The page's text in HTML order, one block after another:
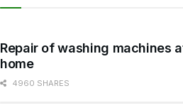
Repair of washing machines
home
4960 SHARES